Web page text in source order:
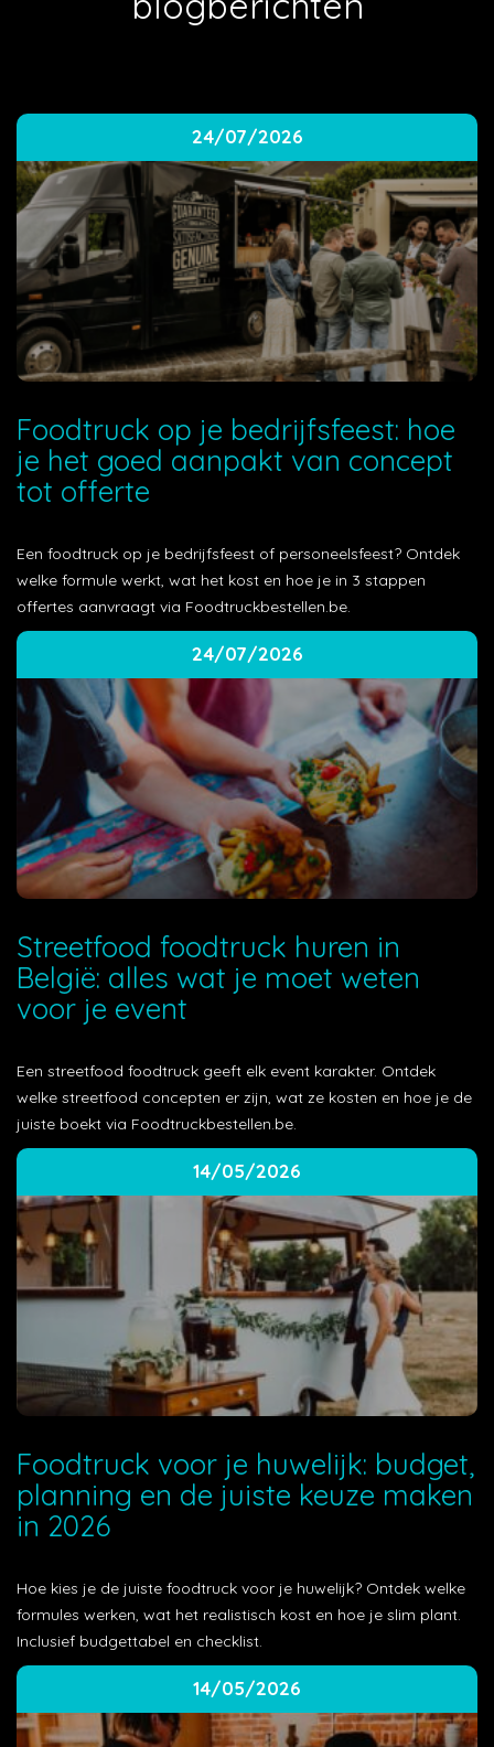
24/07/2026
Foodtruck op je bedrijfsfeest: hoe
je het goed aanpakt van concept
tot offerte
Een foodtruck op je bedrijfsfeest of personeelsfeest? Ontdek
welke formule werkt, wat het kost en hoe je in 3 stappen
offertes aanvraagt via Foodtruckbestellen.be.
24/07/2026
Streetfood foodtruck huren in
België: alles wat je moet weten
voor je event
Een streetfood foodtruck geeft elk event karakter. Ontdek
welke streetfood concepten er zijn, wat ze kosten en hoe je de
juiste boekt via Foodtruckbestellen.be.
14/05/2026
Foodtruck voor je huwelijk: budget,
planning en de juiste keuze maken
in 2026
Hoe kies je de juiste foodtruck voor je huwelijk? Ontdek welke
formules werken, wat het realistisch kost en hoe je slim plant.
Inclusief budgettabel en checklist.
14/05/2026